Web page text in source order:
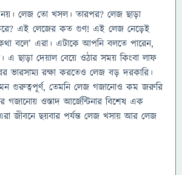
লেজ তো খসল। তারপর? লেজ ছাড়া
এই লেজের কত গুণ! এই লেজ নেড়েই
বলে’ এরা। এটাকে আপনি বলতে পারেন,
এ ছাড়া দেয়াল বেয়ে ওঠার সময় কিংবা লাফ
ভারসাম্য রক্ষা করতেও লেজ বড় দরকারি।
গুরুত্বপূর্ণ, তেমনি লেজ গজানোও কম জরুরি
ওস্তাদ আর্জেন্টিনার বিশেষ এক
জীবনে ছয়বার পর্যন্ত লেজ খসায় আর লেজ